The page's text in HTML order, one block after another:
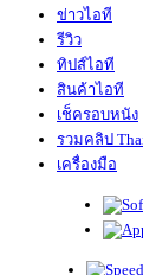
ข่าวไอที
รีวิว
ทิปส์ไอที
สินค้าไอที
เช็ครอบหนัง
รวมคลิป
เครื่องมือ